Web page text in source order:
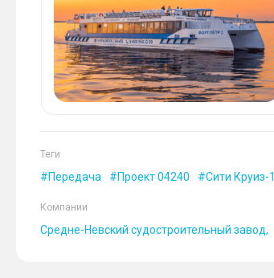
Теги
Передача Проект 04240 Сити Круиз-1
Компании
Средне-Невский судостроительный завод